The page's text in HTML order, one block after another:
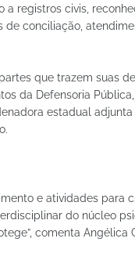
registros civis,
de conciliação,
que trazem suas
da Defensoria
estadual
e atividades para
do núcleo
comenta Angélica